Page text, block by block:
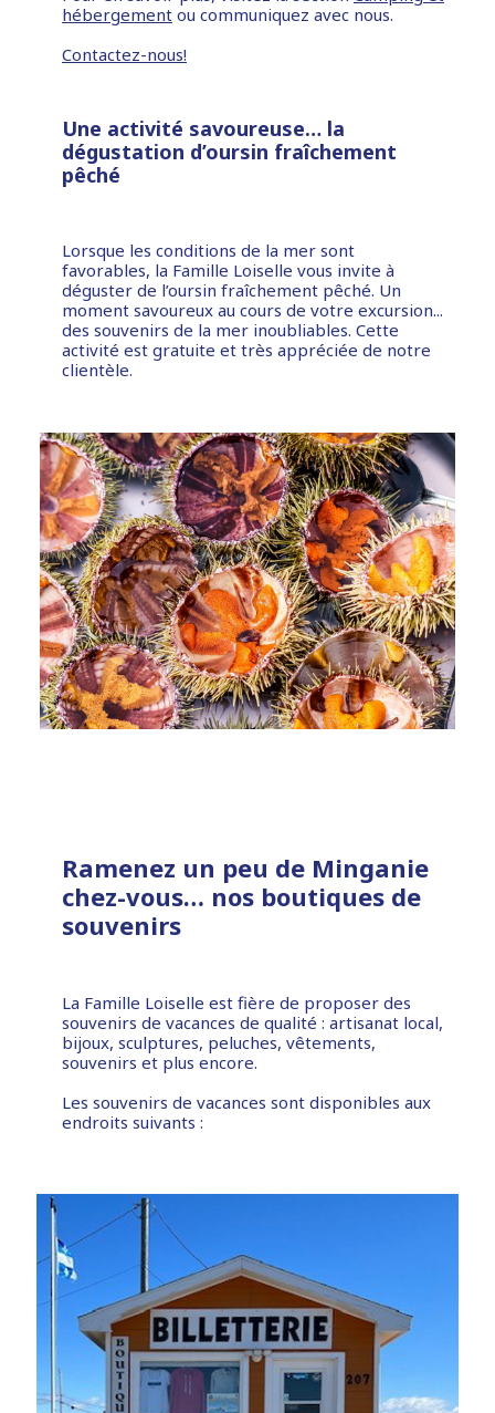
hébergement ou communiquez avec nous.
Contactez-nous!
Une activité savoureuse… la
dégustation d’oursin fraîchement
pêché
Lorsque les conditions de la mer sont
favorables, la Famille Loiselle vous invite à
déguster de l’oursin fraîchement pêché. Un
moment savoureux au cours de votre excursion...
des souvenirs de la mer inoubliables. Cette
activité est gratuite et très appréciée de notre
clientèle.
Ramenez un peu de Minganie
chez-vous… nos boutiques de
souvenirs
La Famille Loiselle est fière de proposer des
souvenirs de vacances de qualité : artisanat local,
bijoux, sculptures, peluches, vêtements,
souvenirs et plus encore.
Les souvenirs de vacances sont disponibles aux
endroits suivants :